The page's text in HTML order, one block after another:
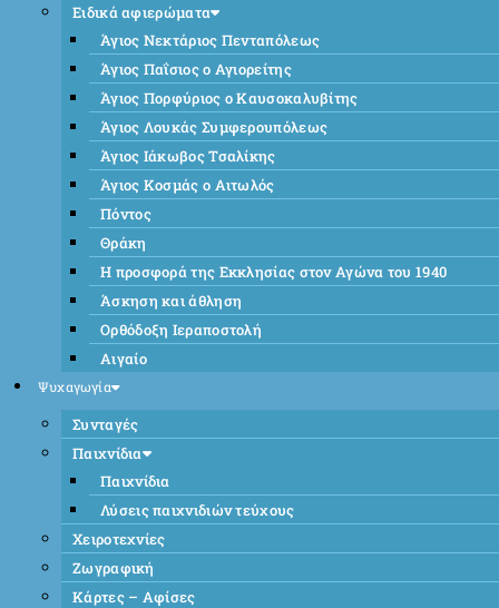
Ειδικά αφιερώματα
Άγιος Νεκτάριος Πενταπόλεως
Άγιος Παΐσιος ο Αγιορείτης
Άγιος Πορφύριος ο Καυσοκαλυβίτης
Άγιος Λουκάς Συμφερουπόλεως
Άγιος Ιάκωβος Τσαλίκης
Άγιος Κοσμάς ο Αιτωλός
Πόντος
Θράκη
Η προσφορά της Εκκλησίας στον Αγώνα του 1940
Άσκηση και άθληση
Ορθόδοξη Ιεραποστολή
Αιγαίο
Ψυχαγωγία
Συνταγές
Παιχνίδια
Παιχνίδια
Λύσεις παιχνιδιών τεύχους
Χειροτεχνίες
Ζωγραφική
Κάρτες – Αφίσες